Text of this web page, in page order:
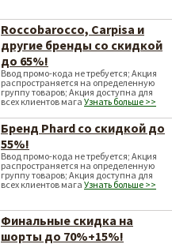
Roccobarocco, Carpisa и
другие бренды со скидкой
до 65%!
Ввод промо-кода не требуется; Акция
распространяется на определенную
группу товаров; Акция доступна для
всех клиентов мага Узнать больше >>
Бренд Phard со скидкой до
55%!
Ввод промо-кода не требуется; Акция
распространяется на определенную
группу товаров; Акция доступна для
всех клиентов мага Узнать больше >>
Финальные скидка на
шорты до 70%+15%!